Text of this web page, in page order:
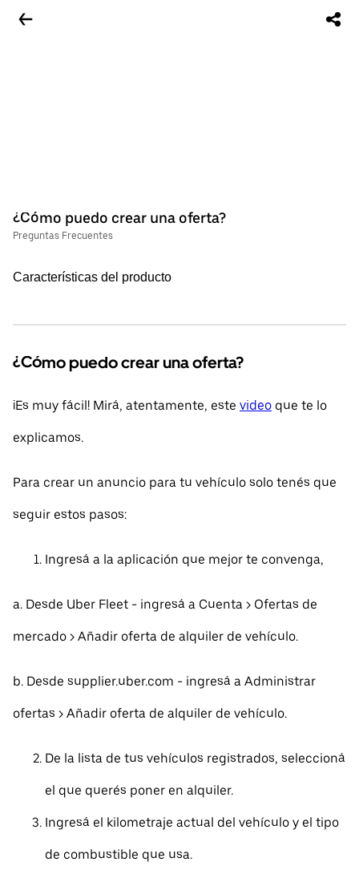
¿Cómo puedo crear una oferta?
Preguntas Frecuentes
Características del producto
¿Cómo puedo crear una oferta?
¡Es muy fácil! Mirá, atentamente, este video que te lo
explicamos.
Para crear un anuncio para tu vehículo solo tenés que
seguir estos pasos:
Ingresá a la aplicación que mejor te convenga,
a. Desde Uber Fleet - ingresá a Cuenta > Ofertas de
mercado > Añadir oferta de alquiler de vehículo.
b. Desde supplier.uber.com - ingresá a Administrar
ofertas > Añadir oferta de alquiler de vehículo.
De la lista de tus vehículos registrados, seleccioná
el que querés poner en alquiler.
Ingresá el kilometraje actual del vehículo y el tipo
de combustible que usa.